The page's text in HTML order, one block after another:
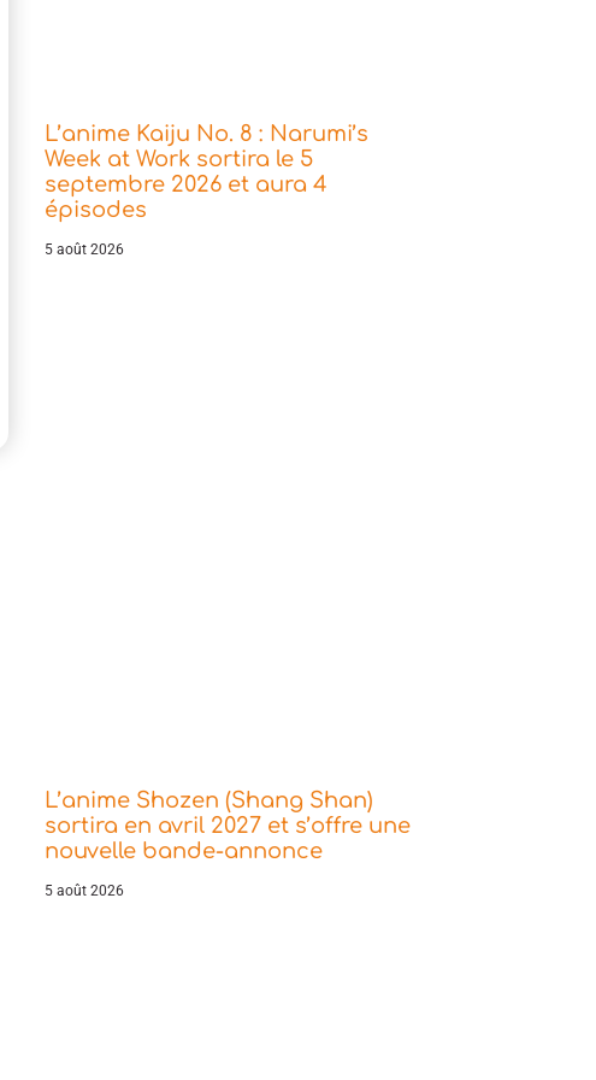
L’anime Kaiju No. 8 : Narumi’s
Week at Work sortira le 5
septembre 2026 et aura 4
épisodes
5 août 2026
L’anime Shozen (Shang Shan)
sortira en avril 2027 et s’offre une
nouvelle bande-annonce
5 août 2026